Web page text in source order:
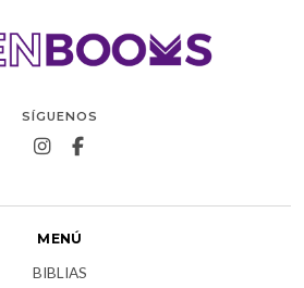
SÍGUENOS
MENÚ
BIBLIAS